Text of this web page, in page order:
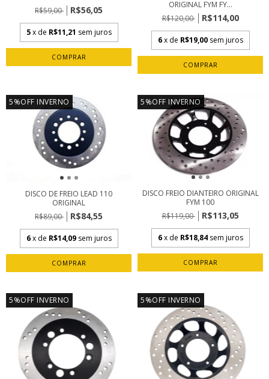
R$59,00
R$56,05
5 x de R$11,21 sem juros
ORIGINAL FYM FY...
R$120,00
R$114,00
6 x de R$19,00 sem juros
5%OFF INVERNO
DISCO DE FREIO LEAD 110
ORIGINAL
R$89,00
R$84,55
6 x de R$14,09 sem juros
5%OFF INVERNO
DISCO FREIO DIANTEIRO ORIGINAL
FYM 100
R$119,00
R$113,05
6 x de R$18,84 sem juros
5%OFF INVERNO 5%OFF INVERNO